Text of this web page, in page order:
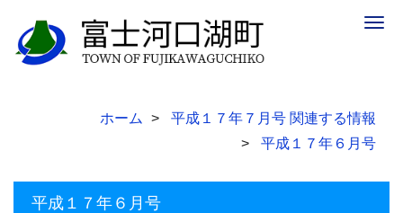
ホーム
平成１７年７月号 関連する情報
平成１７年６月号
平成１７年６月号